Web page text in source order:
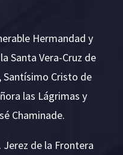
Hermandad y
Santa Vera-Cruz de
Santísimo Cristo de
las Lágrimas y
Chaminade.
Jerez de la Frontera